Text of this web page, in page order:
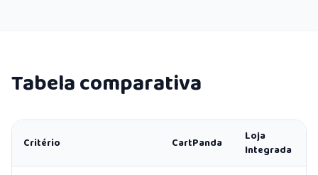
Tabela comparativa
Critério CartPanda
Loja
Integrada